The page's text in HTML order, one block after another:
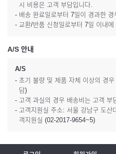
시 비용은 고객 부담입니다.
- 배송 완료일로부터 7일이 경과한 경
- 교환/반품 신청일로부터 7일 이내
A/S 안내
A/S
- 초기 불량 및 제품 자체 이상의 경
담)
- 고객 과실의 경우 배송비는 고객 부
- 고객지원실 주소: 서울 강남구 도
객지원실 (02-2017-9654~5)